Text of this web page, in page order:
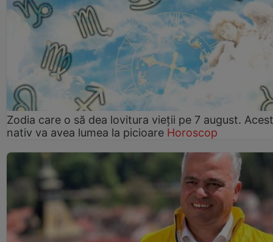
Zodia care o să dea lovitura vieții pe 7 august. Acest
nativ va avea lumea la picioare Horoscop